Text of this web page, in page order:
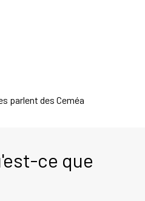
parlent des Ceméa
ce que